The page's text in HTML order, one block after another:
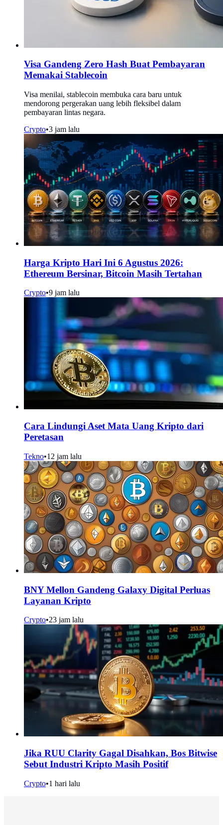
Visa Gandeng Zero Hash Buat Pembayaran
Memakai Stablecoin
Visa menilai, stablecoin membuka cara baru untuk
mendorong pergerakan uang lebih fleksibel dalam
pembayaran lintas negara.
Crypto•3 jam lalu
Harga Kripto Hari Ini 6 Agustus 2026:
Ethereum Bersinar, Bitcoin Masih Tertahan
Crypto•9 jam lalu
Cara Lindungi Aset Mata Uang Kripto dari
Peretasan
Tekno•12 jam lalu
BNY Mellon Gandeng Galaxy Digital Perluas
Layanan Kripto
Crypto•23 jam lalu
Jika RUU Clarity Gagal Disahkan, Bos Bitwise
Sebut Industri Kripto Masih Positif
Crypto•1 hari lalu